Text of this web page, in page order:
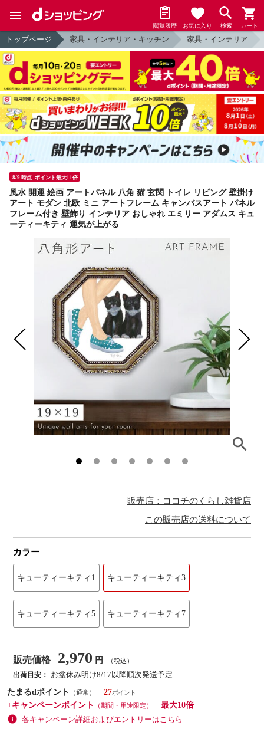
閲覧履歴 お気に入り 検索 カート
トップページ 家具・インテリア・キッチン 家具・インテリア
8/9 時点_ポイント最大11倍
風水 開運 絵画 アートパネル 八角 猫 玄関 トイレ リビング 壁掛け
アート モダン 北欧 ミニ アートフレーム キャンバスアート パネル
フレーム付き 壁飾り インテリア おしゃれ エミリー アダムス キュ
ーティーキティ 運気が上がる
販売店：ココチのくらし雑貨店
この販売店の送料について
カラー
キューティーキティ1 キューティーキティ3
キューティーキティ5 キューティーキティ7
販売価格 2,970 円 （税込）
出荷目安：
お盆休み明け8/17以降順次発送予定
たまるdポイント
（通常）
27
+キャンペーンポイント
（期間・用途限定）
最大10倍
各キャンペーン詳細およびエントリーはこちら